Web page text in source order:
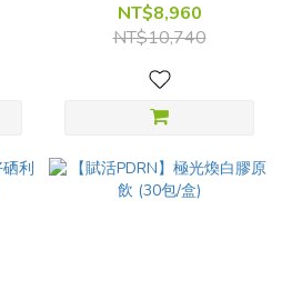
NT$8,960
NT$10,740